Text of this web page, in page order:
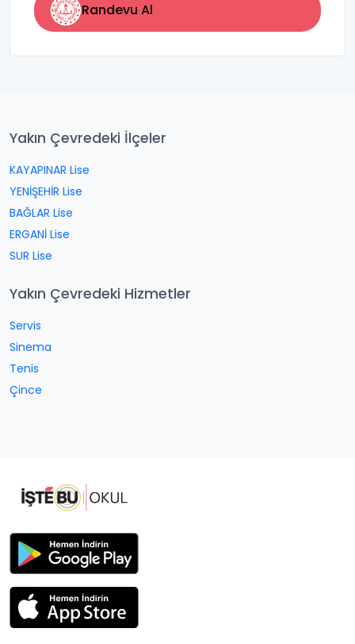
Randevu Al
Yakın Çevredeki İlçeler
KAYAPINAR Lise
YENİŞEHİR Lise
BAĞLAR Lise
ERGANİ Lise
SUR Lise
Yakın Çevredeki Hizmetler
Servis
Sinema
Tenis
Çince